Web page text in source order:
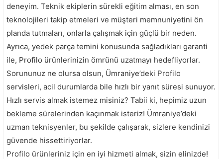
deneyim. Teknik ekiplerin sürekli eğitim alması, en son
teknolojileri takip etmeleri ve müşteri memnuniyetini ön
planda tutmaları, onlarla çalışmak için güçlü bir neden.
Ayrıca, yedek parça temini konusunda sağladıkları garanti
ile, Profilo ürünlerinizin ömrünü uzatmayı hedefliyorlar.
Sorununuz ne olursa olsun, Ümraniye’deki Profilo
servisleri, acil durumlarda bile hızlı bir yanıt süresi sunuyor.
Hızlı servis almak istemez misiniz? Tabii ki, hepimiz uzun
bekleme sürelerinden kaçınmak isteriz! Ümraniye’deki
uzman teknisyenler, bu şekilde çalışarak, sizlere kendinizi
güvende hissettiriyorlar.
Profilo ürünleriniz için en iyi hizmeti almak, sizin elinizde!